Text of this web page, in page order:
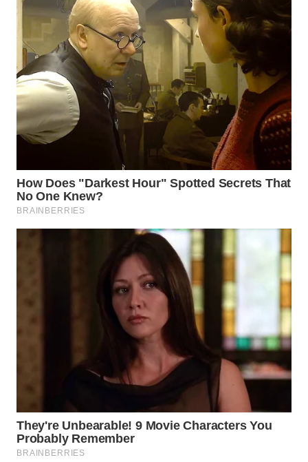
TAPANULI
WN
SAMOSIR
WN
PADANG
LAWAS
WN
SUMEDANG
WN
KEPULAUAN
TANGERANG
BINJAI
WN